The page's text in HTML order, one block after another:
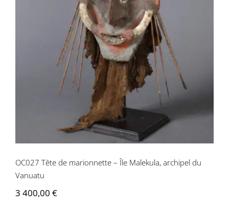
OC027 Tête de marionnette – Île
Malekula, archipel du Vanuatu
OC027 Tête de marionnette – Île Malekula, archipel du
Vanuatu
3 400,00 €